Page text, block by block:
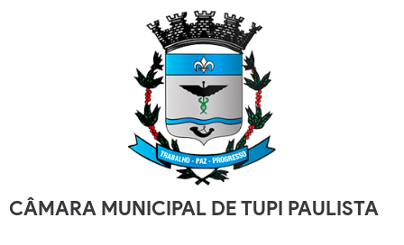
CÂMARA MUNICIPAL DE TUPI PAULISTA